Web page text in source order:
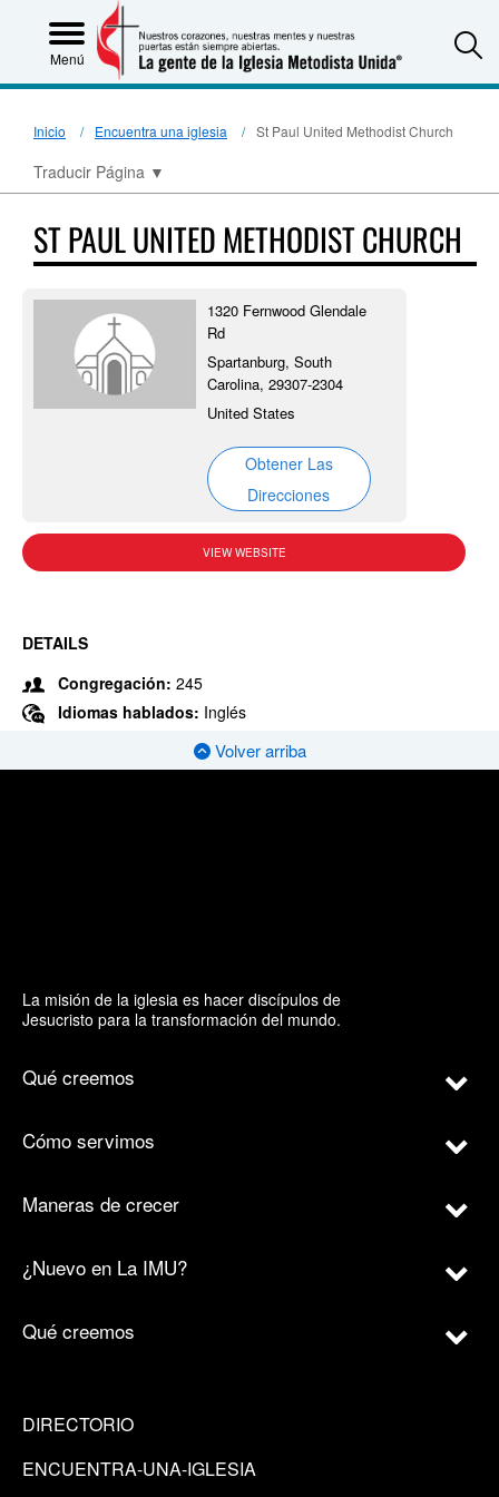
Menú
Inicio Encuentra una iglesia St Paul United Methodist Church
Traducir Página ▼
ST PAUL UNITED METHODIST CHURCH
1320 Fernwood Glendale
Rd
Spartanburg, South
Carolina, 29307-2304
United States
Obtener Las
Direcciones
VIEW WEBSITE
DETAILS
Congregación: 245
Idiomas hablados: Inglés
Volver arriba
La misión de la iglesia es hacer discípulos de
Jesucristo para la transformación del mundo.
Qué creemos
Cómo servimos
Maneras de crecer
¿Nuevo en La IMU?
Qué creemos
DIRECTORIO
ENCUENTRA-UNA-IGLESIA